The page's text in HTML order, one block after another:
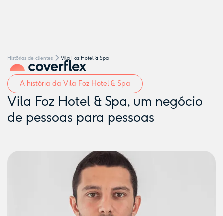
Hist´órias de clientes Vila Foz Hotel & Spa
A história da Vila Foz Hotel & Spa
Vila Foz Hotel & Spa, um negócio
de pessoas para pessoas